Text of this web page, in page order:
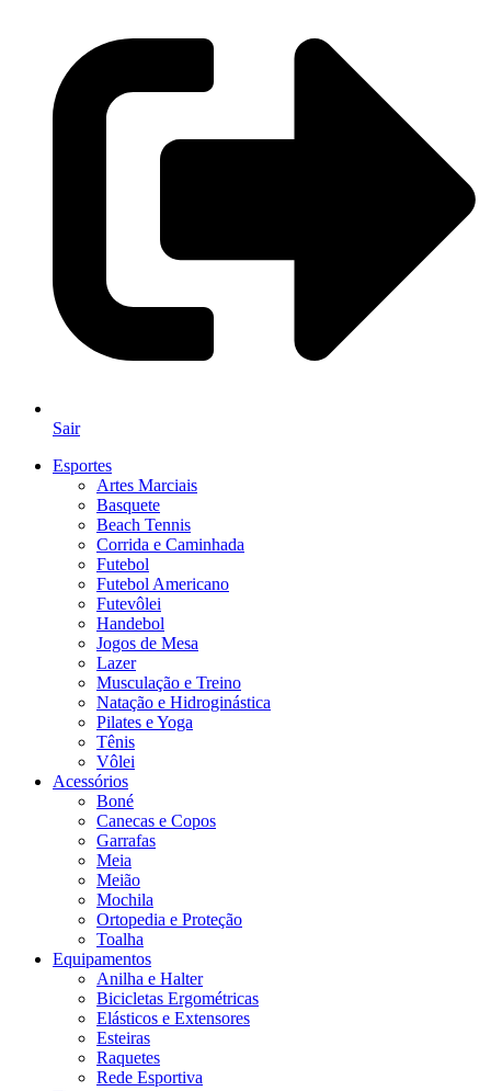
Sair
Esportes
Artes Marciais
Basquete
Beach Tennis
Corrida e Caminhada
Futebol
Futebol Americano
Futevôlei
Handebol
Jogos de Mesa
Lazer
Musculação e Treino
Natação e Hidroginástica
Pilates e Yoga
Tênis
Vôlei
Acessórios
Boné
Canecas e Copos
Garrafas
Meia
Meião
Mochila
Ortopedia e Proteção
Toalha
Equipamentos
Anilha e Halter
Bicicletas Ergométricas
Elásticos e Extensores
Esteiras
Raquetes
Rede Esportiva